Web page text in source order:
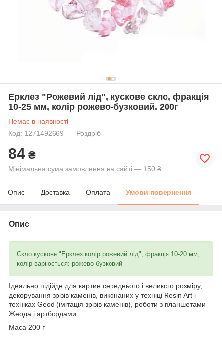
Ерклез "Рожевий лід", кускове скло, фракція
10-25 мм, колір рожево-бузковий. 200г
Немає в наявності
Код: 1271492669
Роздріб
84 ₴
Мінімальна сума замовлення на сайті — 150 ₴
Опис Доставка Оплата Умови повернення
Опис
Скло кускове "Ерклез колір рожевий лід", фракція 10-20 мм,
колір варіюється: рожево-бузковий
Ідеально підійде для картин середнього і великого розміру,
декорування зрізів каменів, виконаних у техніці Resin Art і
техніках Geod (імітація зрізів каменів), роботи з планшетами
Жеода і артбордами
Маса 200 г